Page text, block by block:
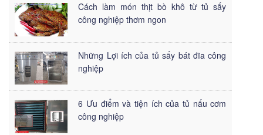
Cách làm món thịt bò khô từ tủ sấy
công nghiệp thơm ngon
Những Lợi ích của tủ sấy bát đĩa công
nghiệp
6 Ưu điểm và tiện ích của tủ nấu cơm
công nghiệp